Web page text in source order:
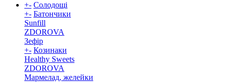
+- Солодощі
+- Батончики
Sunfill
ZDOROVA
Зефір
+- Козинаки
Healthy Sweets
ZDOROVA
Мармелад, желейки